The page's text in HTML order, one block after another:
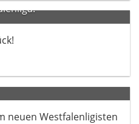
neuen Westfalenligisten